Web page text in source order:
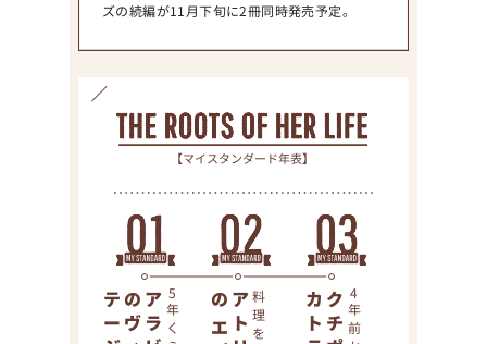
ズの続編が11月下旬に2冊同時発売予定。
【マイスタンダード年表】
5 の 4